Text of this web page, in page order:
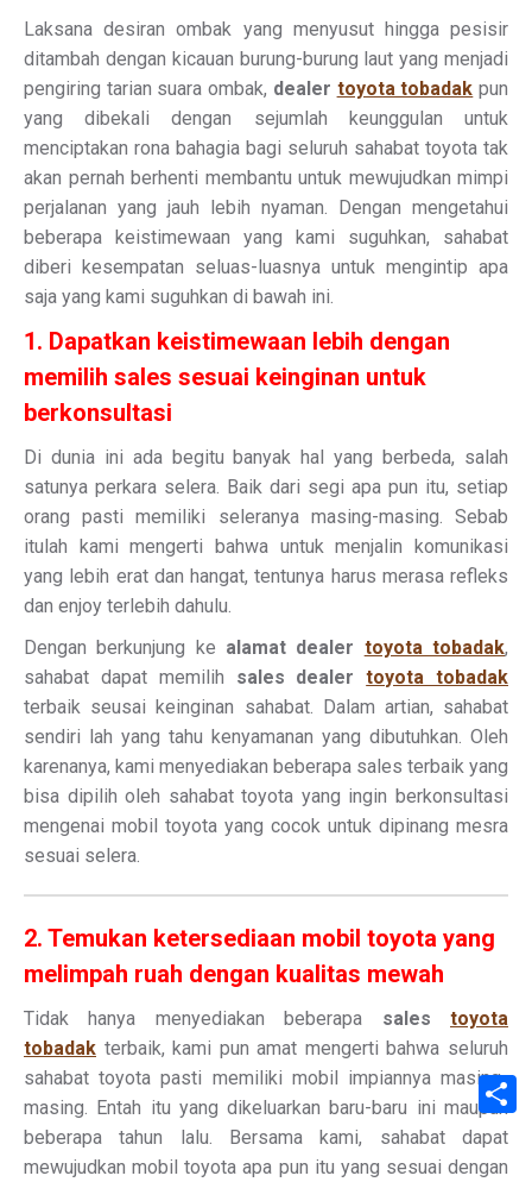
Laksana desiran ombak yang menyusut hingga pesisir
ditambah dengan kicauan burung-burung laut yang menjadi
pengiring tarian suara ombak, dealer toyota tobadak pun
yang dibekali dengan sejumlah keunggulan untuk
menciptakan rona bahagia bagi seluruh sahabat toyota tak
akan pernah berhenti membantu untuk mewujudkan mimpi
perjalanan yang jauh lebih nyaman. Dengan mengetahui
beberapa keistimewaan yang kami suguhkan, sahabat
diberi kesempatan seluas-luasnya untuk mengintip apa
saja yang kami suguhkan di bawah ini.
1. Dapatkan keistimewaan lebih dengan
memilih sales sesuai keinginan untuk
berkonsultasi
Di dunia ini ada begitu banyak hal yang berbeda, salah
satunya perkara selera. Baik dari segi apa pun itu, setiap
orang pasti memiliki seleranya masing-masing. Sebab
itulah kami mengerti bahwa untuk menjalin komunikasi
yang lebih erat dan hangat, tentunya harus merasa refleks
dan enjoy terlebih dahulu.
Dengan berkunjung ke alamat dealer toyota tobadak,
sahabat dapat memilih sales dealertoyota tobadak
terbaik seusai keinginan sahabat. Dalam artian, sahabat
sendiri lah yang tahu kenyamanan yang dibutuhkan. Oleh
karenanya, kami menyediakan beberapa sales terbaik yang
bisa dipilih oleh sahabat toyota yang ingin berkonsultasi
mengenai mobil toyota yang cocok untuk dipinang mesra
sesuai selera.
2. Temukan ketersediaan mobil toyota yang
melimpah ruah dengan kualitas mewah
Tidak hanya menyediakan beberapa salestoyota
tobadak terbaik, kami pun amat mengerti bahwa seluruh
sahabat toyota pasti memiliki mobil impiannya masing-
masing. Entah itu yang dikeluarkan baru-baru ini maupun
beberapa tahun lalu. Bersama kami, sahabat dapat
mewujudkan mobil toyota apa pun itu yang sesuai dengan